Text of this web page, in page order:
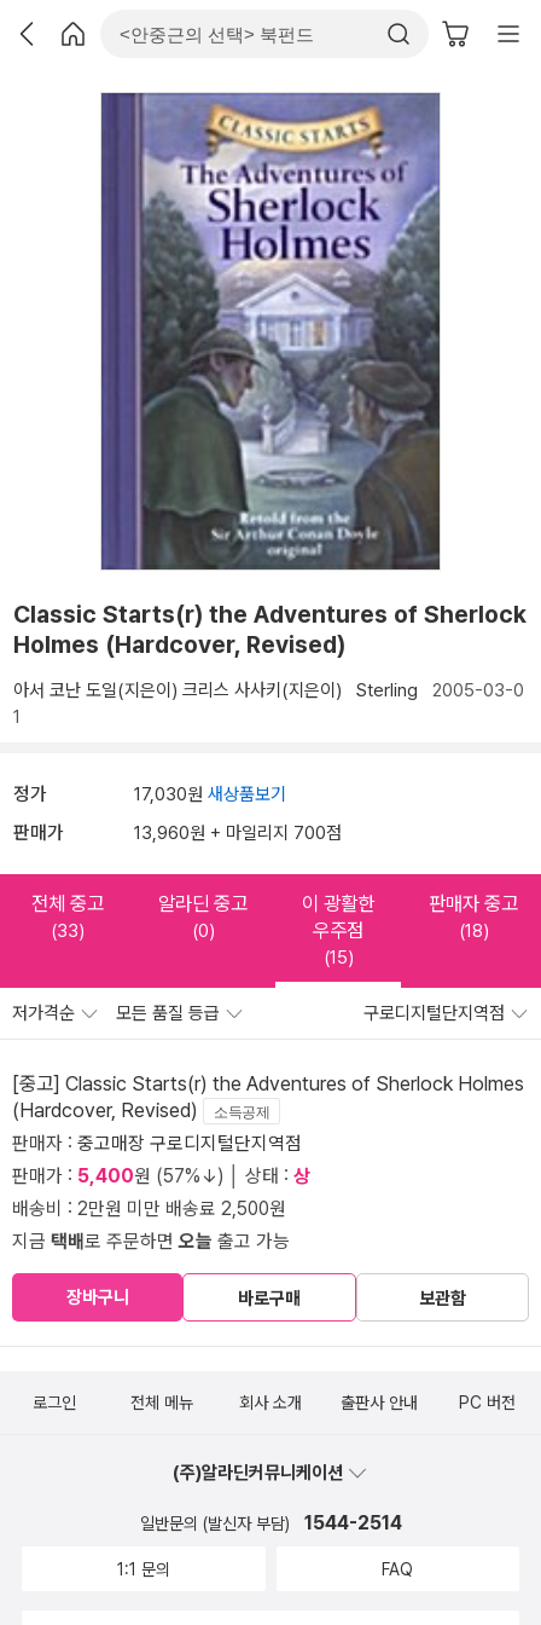
Classic Starts(r) the Adventures of Sherlock
Holmes (Hardcover, Revised)
아서 코난 도일(지은이) 크리스 사사키(지은이) Sterling 2005-03-0
1
정가 17,030원 새상품보기
판매가 13,960원 + 마일리지 700점
전체 중고
(33)
알라딘 중고
(0)
이 광활한
우주점
(15)
판매자 중고
(18)
저가격순 모든 품질 등급 구로디지털단지역점
[중고] Classic Starts(r) the Adventures of Sherlock Holmes
(Hardcover, Revised)
소득공제
판매자 : 중고매장 구로디지털단지역점
판매가 : 5,400원 (57%↓) │ 상태 : 상
배송비 : 2만원 미만 배송료 2,500원
지금 택배로 주문하면오늘 출고 가능
장바구니 바로구매 보관함
로그인 전체 메뉴 회사 소개 출판사 안내 PC 버전
(주)알라딘커뮤니케이션
일반문의 (발신자 부담) 1544-2514
1:1 문의 FAQ